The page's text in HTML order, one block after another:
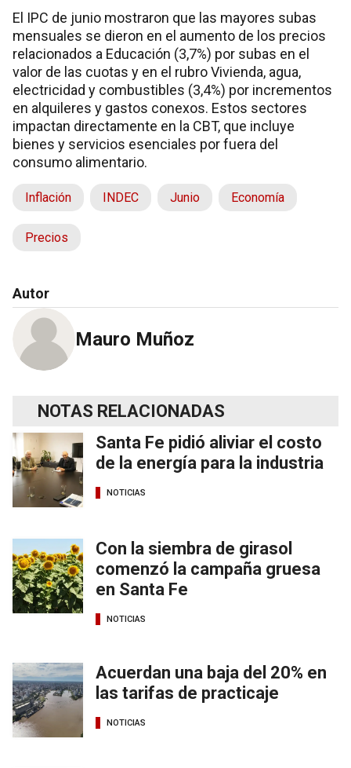
El IPC de junio mostraron que las mayores subas
mensuales se dieron en el aumento de los precios
relacionados a Educación (3,7%) por subas en el
valor de las cuotas y en el rubro Vivienda, agua,
electricidad y combustibles (3,4%) por incrementos
en alquileres y gastos conexos. Estos sectores
impactan directamente en la CBT, que incluye
bienes y servicios esenciales por fuera del
consumo alimentario.
Inflación INDEC Junio Economía
Precios
Autor
Mauro Muñoz
NOTAS RELACIONADAS
Santa Fe pidió aliviar el costo
de la energía para la industria
NOTICIAS
Con la siembra de girasol
comenzó la campaña gruesa
en Santa Fe
NOTICIAS
Acuerdan una baja del 20% en
las tarifas de practicaje
NOTICIAS